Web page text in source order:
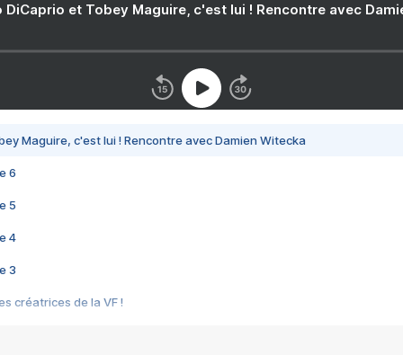
DiCaprio et Tobey Maguire, c'est lui ! Rencontre avec
Maguire, c'est lui ! Rencontre avec Damien Witecka
6
5
4
3
créatrices de la VF !